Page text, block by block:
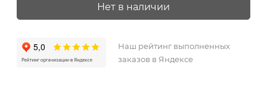
Нет в наличии
Наш рейтинг выполненных
заказов в Яндексе